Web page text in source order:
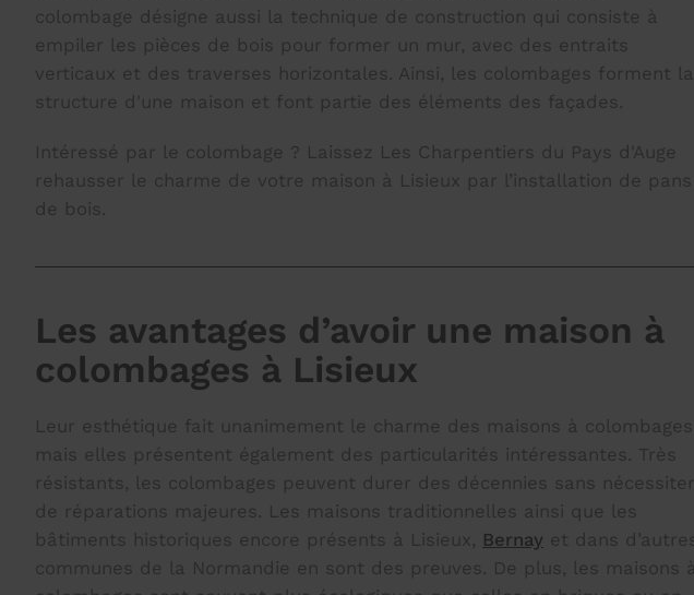
colombage désigne aussi la technique de construction qui consiste à
empiler les pièces de bois pour former un mur, avec des entraits
verticaux et des traverses horizontales. Ainsi, les colombages forment la
structure d'une maison et font partie des éléments des façades.
Intéressé par le colombage ? Laissez Les Charpentiers du Pays d'Auge
rehausser le charme de votre maison à Lisieux par l’installation de pans
de bois.
Les avantages d’avoir une maison à
colombages à Lisieux
Leur esthétique fait unanimement le charme des maisons à colombages,
mais elles présentent également des particularités intéressantes. Très
résistants, les colombages peuvent durer des décennies sans nécessiter
de réparations majeures. Les maisons traditionnelles ainsi que les
bâtiments historiques encore présents à Lisieux, Bernay et dans
communes de la Normandie en sont des preuves. De plus, les maisons à